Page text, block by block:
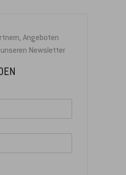
Angeboten
unseren Newsletter